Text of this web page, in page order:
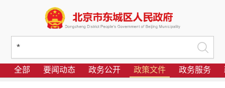
全部 要闻动态 政务公开 政策文件 政务服务